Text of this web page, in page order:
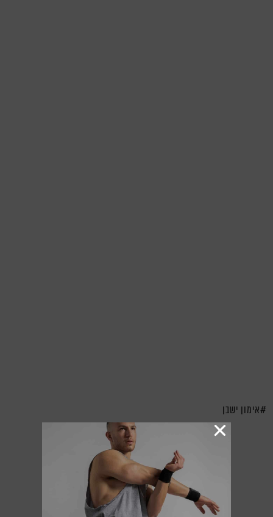
אימון ישבן